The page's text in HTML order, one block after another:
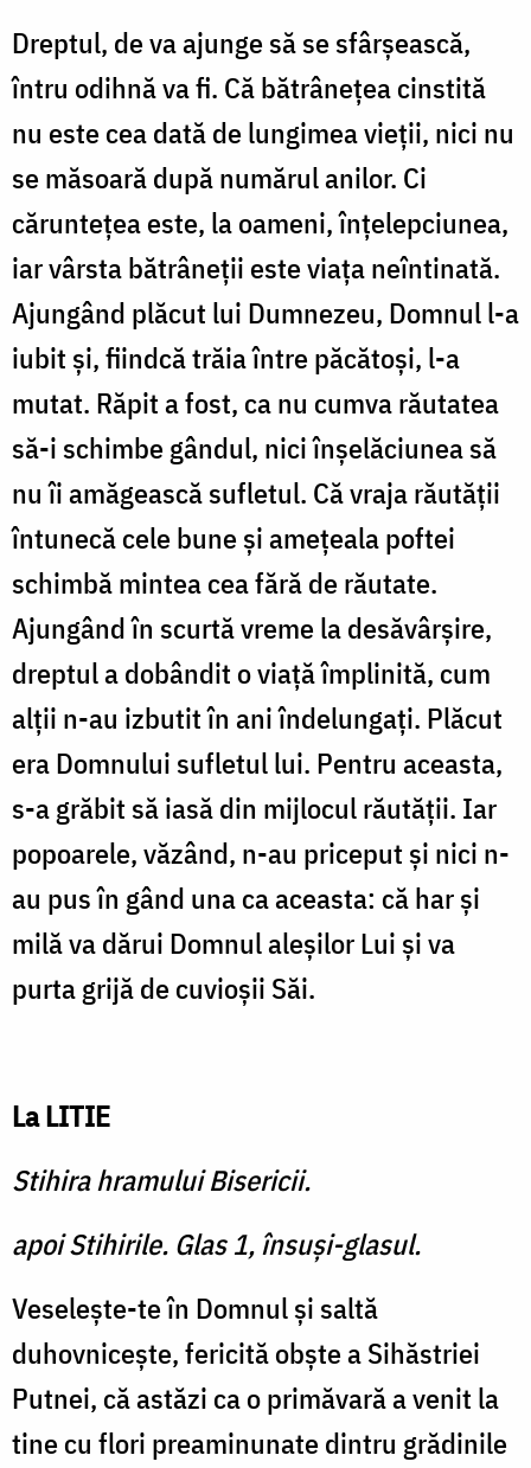
Dreptul, de va ajunge să se sfârșească,
întru odihnă va fi. Că bătrânețea cinstită
nu este cea dată de lungimea vieții, nici nu
se măsoară după numărul anilor. Ci
căruntețea este, la oameni, înțelepciunea,
iar vârsta bătrâneții este viața neîntinată.
Ajungând plăcut lui Dumnezeu, Domnul l-a
iubit și, fiindcă trăia între păcătoși, l-a
mutat. Răpit a fost, ca nu cumva răutatea
să-i schimbe gândul, nici înșelăciunea să
nu îi amăgească sufletul. Că vraja răutății
întunecă cele bune și amețeala poftei
schimbă mintea cea fără de răutate.
Ajungând în scurtă vreme la desăvârșire,
dreptul a dobândit o viață împlinită, cum
alții n-au izbutit în ani îndelungați. Plăcut
era Domnului sufletul lui. Pentru aceasta,
s-a grăbit să iasă din mijlocul răutății. Iar
popoarele, văzând, n-au priceput și nici n-
au pus în gând una ca aceasta: că har și
milă va dărui Domnul aleșilor Lui și va
purta grijă de cuvioșii Săi.
La LITIE
Stihira hramului Bisericii.
apoi Stihirile. Glas 1, însuși-glasul.
Veselește-te în Domnul și saltă
duhovnicește, fericită obște a Sihăstriei
Putnei, că astăzi ca o primăvară a venit la
tine cu flori preaminunate dintru grădinile